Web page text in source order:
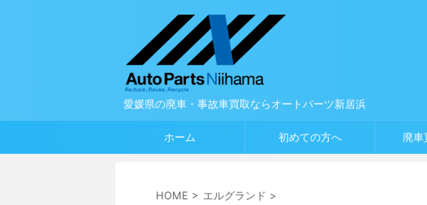
愛媛県の廃車・事故車買取ならオートパーツ新居浜
ホーム 初めての方へ 廃車
HOME > エルグランド >